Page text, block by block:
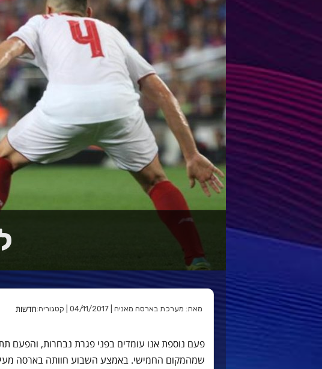
מאת: מערכת בארסה מאניה | 04/11/2017 | קטגוריה: חדשות
פעם נוספת אנו עומדים בפני פגרת נבחרות, והפעם
שמהמקום החמישי. באמצע השבוע חוותה בארסה